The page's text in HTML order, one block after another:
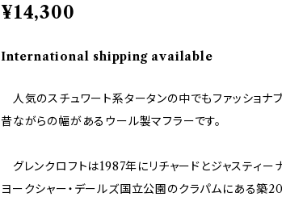
¥14,300
International shipping available
人気のスチュワート系タータンの中でもファッショナ
昔ながらの幅があるウール製マフラーです。
グレンクロフトは1987年にリチャードとジャスティー
ヨークシャー・デールズ国立公園のクラパムにある築